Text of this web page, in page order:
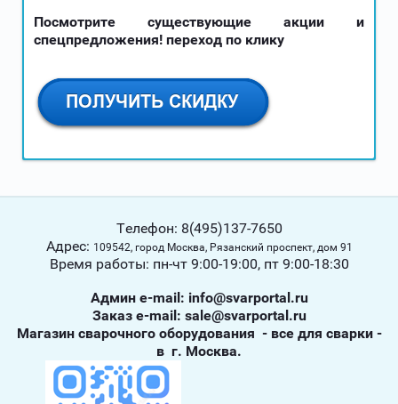
Посмотрите существующие акции и
спецпредложения! переход по клику
Телефон: 8(495)137-7650
Адрес: 109542, город Москва, Рязанский проспект, дом 91
Время работы: пн-чт 9:00-19:00, пт 9:00-18:30
Админ е-mail: info@svarportal.ru
Заказ е-mail: sale@svarportal.ru
Магазин сварочного оборудования - все для сварки -
в г. Москва.